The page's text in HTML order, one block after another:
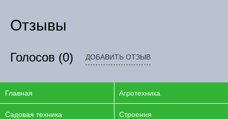
Отзывы
Голосов (0) ДОБАВИТЬ ОТЗЫВ
Главная Агротехника
Садовая техника Строения